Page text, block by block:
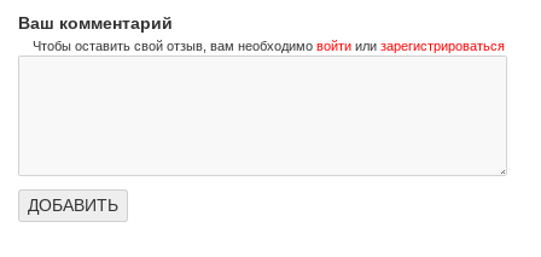
Ваш комментарий
Чтобы оставить свой отзыв, вам необходимо войти или зарегистрироваться